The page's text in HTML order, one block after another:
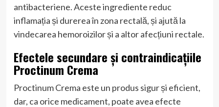
antibacteriene. Aceste ingrediente reduc
inflamația și durerea în zona rectală, și ajută la
vindecarea hemoroizilor și a altor afecțiuni rectale.
Efectele secundare și contraindicațiile
Proctinum Crema
Proctinum Crema este un produs sigur și eficient,
dar, ca orice medicament, poate avea efecte